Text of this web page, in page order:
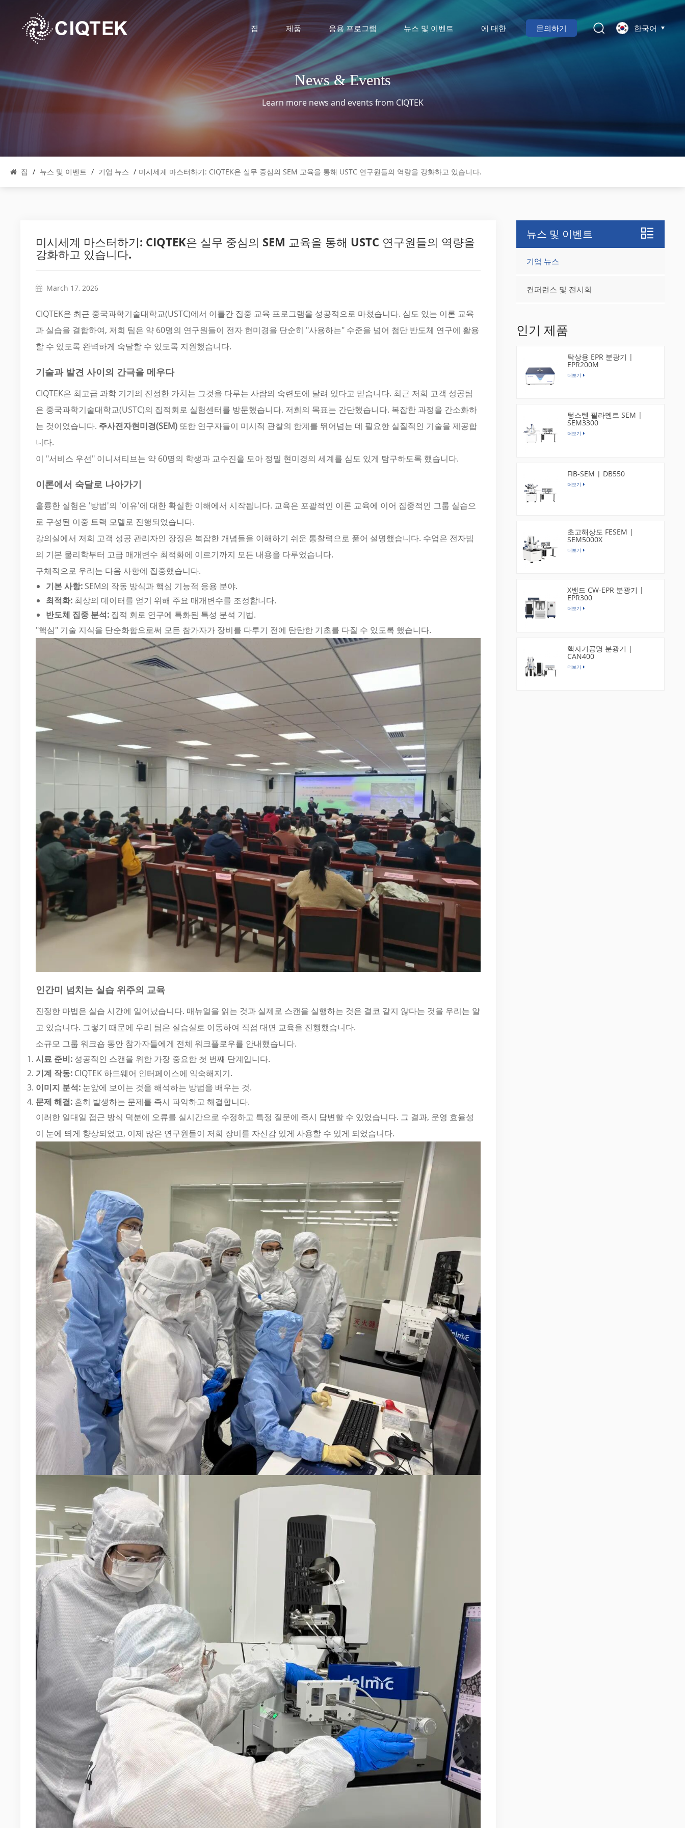
집 제품 응용 프로그램 뉴스 및 이벤트 에 대한 문의하기 한국어
News & Events
Learn more news and events from CIQTEK
집 / 뉴스 및 이벤트 / 기업 뉴스 / 미시세계 마스터하기: CIQTEK은 실무 중심의 SEM 교육을 통해 USTC 연구원들의 역량을 강화하고 있습니다.
미시세계 마스터하기: CIQTEK은 실무 중심의 SEM 교육을 통해 USTC 연구원들의 역량을
강화하고 있습니다.
March 17, 2026
CIQTEK은 최근 중국과학기술대학교(USTC)에서 이틀간 집중 교육 프로그램을 성공적으로 마쳤습니다. 심도 있는 이론 교육
과 실습을 결합하여, 저희 팀은 약 60명의 연구원들이 전자 현미경을 단순히 "사용하는" 수준을 넘어 첨단 반도체 연구에 활용
할 수 있도록 완벽하게 숙달할 수 있도록 지원했습니다.
기술과 발견 사이의 간극을 메우다
CIQTEK은 최고급 과학 기기의 진정한 가치는 그것을 다루는 사람의 숙련도에 달려 있다고 믿습니다. 최근 저희 고객 성공팀
은 중국과학기술대학교(USTC)의 집적회로 실험센터를 방문했습니다. 저희의 목표는 간단했습니다. 복잡한 과정을 간소화하
는 것이었습니다. 주사전자현미경(SEM) 또한 연구자들이 미시적 관찰의 한계를 뛰어넘는 데 필요한 실질적인 기술을 제공합
니다.
이 "서비스 우선" 이니셔티브는 약 60명의 학생과 교수진을 모아 정밀 현미경의 세계를 심도 있게 탐구하도록 했습니다.
이론에서 숙달로 나아가기
훌륭한 실험은 '방법'의 '이유'에 대한 확실한 이해에서 시작됩니다. 교육은 포괄적인 이론 교육에 이어 집중적인 그룹 실습으
로 구성된 이중 트랙 모델로 진행되었습니다.
강의실에서 저희 고객 성공 관리자인 장징은 복잡한 개념들을 이해하기 쉬운 통찰력으로 풀어 설명했습니다. 수업은 전자빔
의 기본 물리학부터 고급 매개변수 최적화에 이르기까지 모든 내용을 다루었습니다.
구체적으로 우리는 다음 사항에 집중했습니다.
기본 사항: SEM의 작동 방식과 핵심 기능적 응용 분야.
최적화: 최상의 데이터를 얻기 위해 주요 매개변수를 조정합니다.
반도체 집중 분석: 집적 회로 연구에 특화된 특성 분석 기법.
"핵심" 기술 지식을 단순화함으로써 모든 참가자가 장비를 다루기 전에 탄탄한 기초를 다질 수 있도록 했습니다.
인간미 넘치는 실습 위주의 교육
진정한 마법은 실습 시간에 일어났습니다. 매뉴얼을 읽는 것과 실제로 스캔을 실행하는 것은 결코 같지 않다는 것을 우리는 알
고 있습니다. 그렇기 때문에 우리 팀은 실습실로 이동하여 직접 대면 교육을 진행했습니다.
소규모 그룹 워크숍 동안 참가자들에게 전체 워크플로우를 안내했습니다.
시료 준비: 성공적인 스캔을 위한 가장 중요한 첫 번째 단계입니다.
기계 작동: CIQTEK 하드웨어 인터페이스에 익숙해지기.
이미지 분석: 눈앞에 보이는 것을 해석하는 방법을 배우는 것.
문제 해결: 흔히 발생하는 문제를 즉시 파악하고 해결합니다.
이러한 일대일 접근 방식 덕분에 오류를 실시간으로 수정하고 특정 질문에 즉시 답변할 수 있었습니다. 그 결과, 운영 효율성
이 눈에 띄게 향상되었고, 이제 많은 연구원들이 저희 장비를 자신감 있게 사용할 수 있게 되었습니다.
뉴스 및 이벤트
기업 뉴스
컨퍼런스 및 전시회
인기 제품
탁상용 EPR 분광기 |
EPR200M
더보기
텅스텐 필라멘트 SEM |
SEM3300
더보기
FIB-SEM | DB550
더보기
초고해상도 FESEM |
SEM5000X
더보기
X밴드 CW-EPR 분광기 |
EPR300
더보기
핵자기공명 분광기 |
CAN400
더보기